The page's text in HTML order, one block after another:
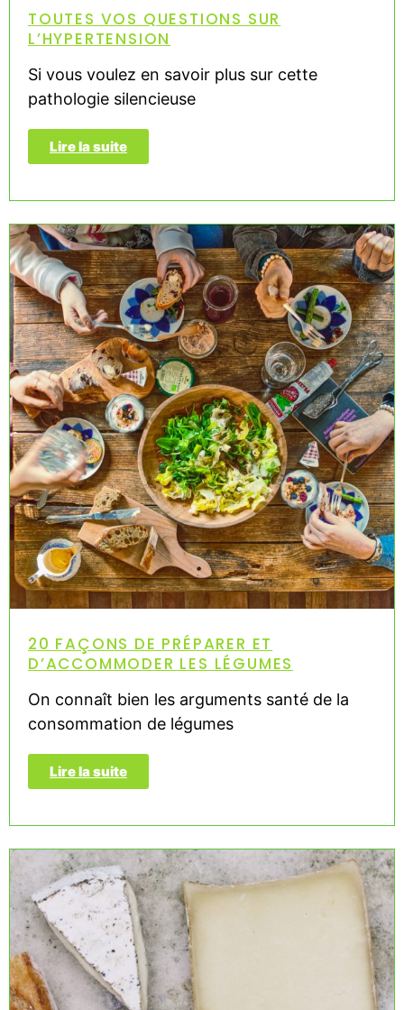
TOUTES VOS QUESTIONS SUR
L’HYPERTENSION
Si vous voulez en savoir plus sur cette
pathologie silencieuse
Lire la suite
20 FAÇONS DE PRÉPARER ET
D’ACCOMMODER LES LÉGUMES
On connaît bien les arguments santé de la
consommation de légumes
Lire la suite